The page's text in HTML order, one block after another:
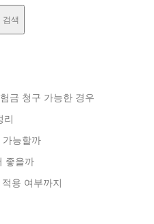
검색
금 청구 가능한 경우
리
능할까
좋을까
용 여부까지